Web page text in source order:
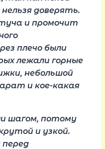
нельзя доверять.
и промочит
плечо были
лежали горные
небольшой
и кое-какая
шагом, потому
и узкой.
перед